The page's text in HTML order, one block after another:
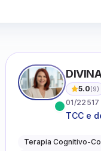
5.0(9)
01/22517
TCC e
Terapia Cognitivo-